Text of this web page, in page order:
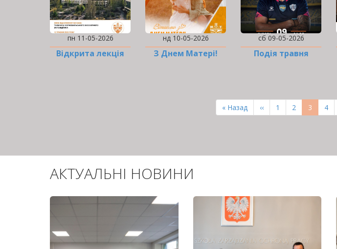
пн 11-05-2026
Відкрита лекція
нд 10-05-2026
З Днем Матері!
сб 09-05-2026
Подія травня
Перша
сторінка
« Назад
Попередня
сторінка
‹‹ Page
1 Page
2
Поточна
сторінка
3 Page
4
АКТУАЛЬНІ НОВИНИ